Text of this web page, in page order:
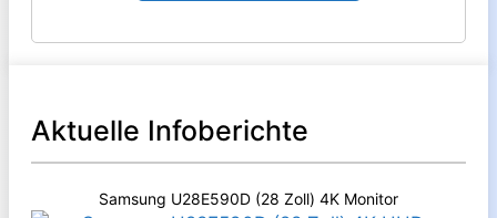
Aktuelle Infoberichte
Samsung U28E590D (28 Zoll) 4K Monitor